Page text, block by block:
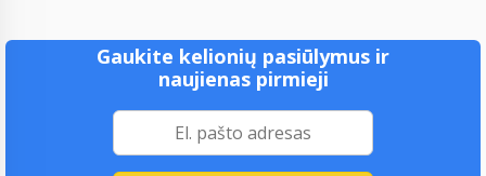
Gaukite kelionių pasiūlymus ir
naujienas pirmieji